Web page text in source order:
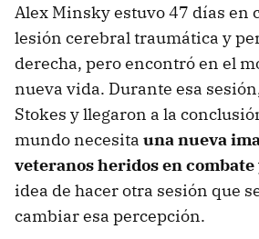
Alex Minsky estuvo 47 días en
lesión cerebral traumática y
derecha, pero encontró en el
nueva vida. Durante esa
Stokes y llegaron a la
mundo necesita una nueva
veteranos heridos en combate
idea de hacer otra sesión que
cambiar esa percepción.